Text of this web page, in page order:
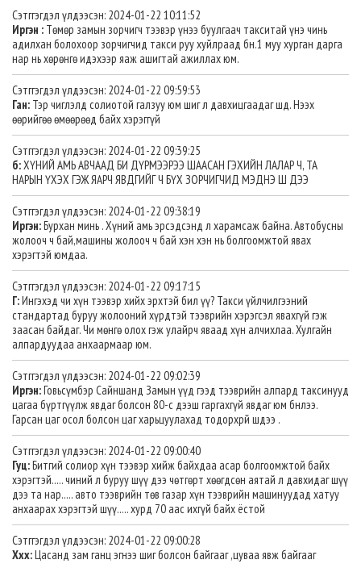
Сэтггэгдэл үлдээсэн: 2024-01-22 10:11:52
Иргэн : Төмөр замын зорчигч тээвэр үнээ буулгаач такситай үнэ чинь
адилхан болохоор зорчигчид такси руу хуйлраад бн.1 муу хурган дарга
нар нь хөрөнгө идэхээр яаж ашигтай ажиллах юм.
Сэтггэгдэл үлдээсэн: 2024-01-22 09:59:53
Ган: Тэр чиглэлд солиотой галзуу юм шиг л давхицгаадаг шд. Нээх
өөрийгөө өмөөрөөд байх хэрэггүй
Сэтггэгдэл үлдээсэн: 2024-01-22 09:39:25
б:ХҮНИЙ АМЬ АВЧААД БИ ДҮРМЭЭРЭЭ ШААСАН ГЭХИЙН ЛАЛАР Ч, ТА
НАРЫН ҮХЭХ ГЭЖ ЯАРЧ ЯВДГИЙГ Ч БҮХ ЗОРЧИГЧИД МЭДНЭ Ш ДЭЭ
Сэтггэгдэл үлдээсэн: 2024-01-22 09:38:19
Иргэн:Бурхан минь . Хүний амь эрсэдсэнд л харамсаж байна. Автобусны
жолооч ч бай,машины жолооч ч бай хэн хэн нь болгоомжтой явах
хэрэгтэй юмдаа.
Сэтггэгдэл үлдээсэн: 2024-01-22 09:17:15
Г:Ингэхэд чи хүн тээвэр хийх эрхтэй бил үү? Такси үйлчилгээний
стандартад буруу жолооний хүрдтэй тээврийн хэрэгсэл явахгүй гэж
заасан байдаг. Чи мөнгө олох гэж улайрч яваад хүн алчихлаа. Хулгайн
алпардуудаа анхаармаар юм.
Сэтггэгдэл үлдээсэн: 2024-01-22 09:02:39
Иргэн:Говьсүмбэр Сайншанд Замын үүд гээд тээврийн алпард таксинууд
цагаа бүртгүүлж явдаг болсон 80-с дээш гаргахгүй явдаг юм бнлээ.
Гарсан цаг осол болсон цаг харьцуулахад тодорхрй шдээ .
Сэтггэгдэл үлдээсэн: 2024-01-22 09:00:40
Гуц:Битгий солиор хүн тээвэр хийж байхдаа асар болгоомжтой байх
хэрэгтэй..... чиний л буруу шүү дээ чөтгөрт хөөгдсөн аятай л давхидаг шүү
дээ та нар..... авто тээврийн төв газар хүн тээврийн машинуудад хатуу
анхаарах хэрэгтэй шүү..... хурд 70 аас ихгүй байх ёстой
Сэтггэгдэл үлдээсэн: 2024-01-22 09:00:28
Ххх:Цасанд зам ганц эгнээ шиг болсон байгааг ,цуваа явж байгааг